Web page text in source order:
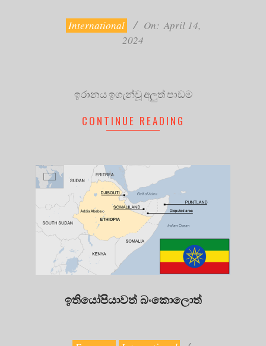
International On: April 14,
2024
ඉරානය ඉගැන්වූ අලුත් පාඩම
CONTINUE READING
ඉතියෝපියාවත් බංකොලොත්